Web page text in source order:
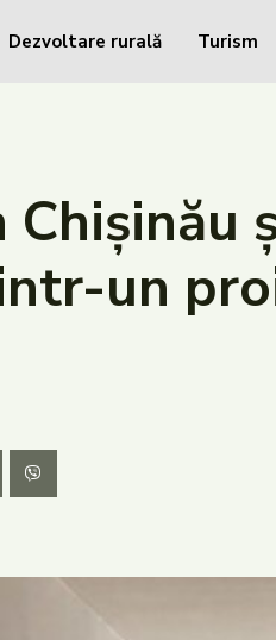
Dezvoltare rurală Turism
un